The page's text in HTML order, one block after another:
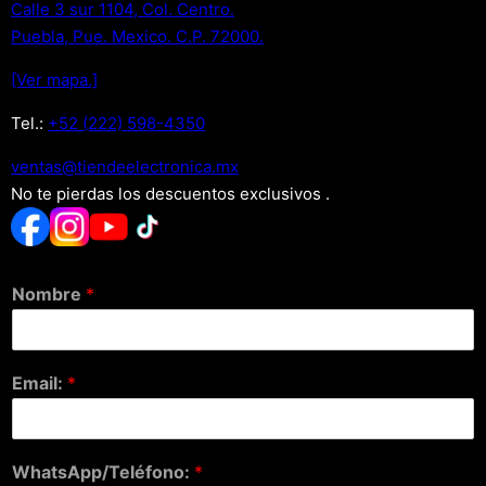
Calle 3 sur 1104, Col. Centro.
Puebla, Pue. Mexico. C.P. 72000.
[Ver mapa.]
Tel.: +52 (222) 598-4350
xm.acinortceleedneit@satnev
No te pierdas los descuentos exclusivos .
Nombre *
Email: *
WhatsApp/Teléfono: *